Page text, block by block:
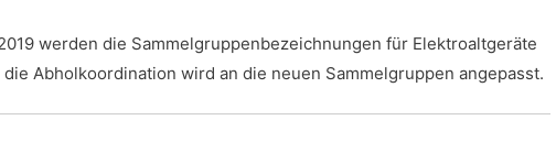
werden die Sammelgruppenbezeichnungen für Elektroaltgeräte
Abholkoordination wird an die neuen Sammelgruppen angepasst.